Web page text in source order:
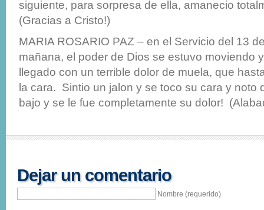
siguiente, para sorpresa de ella, amanecio
(Gracias a Cristo!)
MARIA ROSARIO PAZ – en el Servicio del 13
mañana, el poder de Dios se estuvo moviendo
llegado con un terrible dolor de muela, que
la cara. Sintio un jalon y se toco su cara y noto
bajo y se le fue completamente su dolor!
Dejar un comentario
Nombre (requerido)